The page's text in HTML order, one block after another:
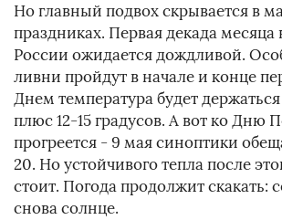
Но главный подвох скрывается в
праздниках. Первая декада
России ожидается дождливой.
ливни пройдут в начале и конце
Днем температура будет
плюс 12-15 градусов. А вот ко Дню
прогреется - 9 мая синоптики
20. Но устойчивого тепла после
стоит. Погода продолжит скакать:
снова солнце.